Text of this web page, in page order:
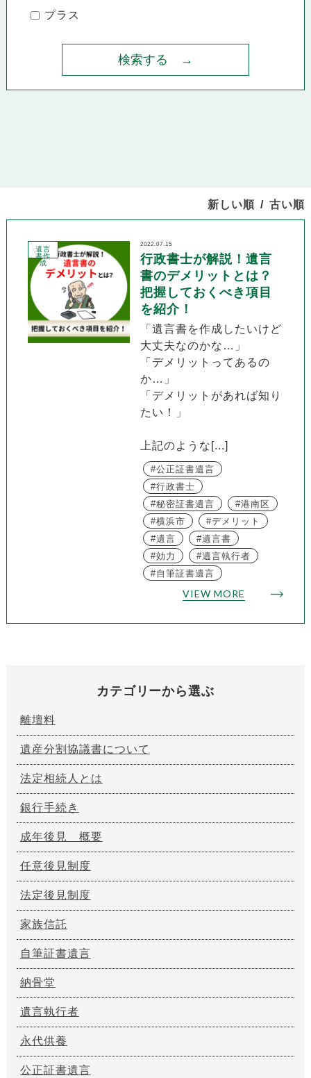
プラス
新しい順 古い順
遺言
書作
成
2022.07.15
行政書士が解説！遺言
書のデメリットとは？
把握しておくべき項目
を紹介！
「遺言書を作成したいけど
大丈夫なのかな…」
「デメリットってあるの
か…」
「デメリットがあれば知り
たい！」
上記のような[...]
公正証書遺言
行政書士
秘密証書遺言
港南区
横浜市
デメリット
遺言
遺言書
効力
遺言執行者
自筆証書遺言
VIEW MORE
カテゴリーから選ぶ
離壇料
遺産分割協議書について
法定相続人とは
銀行手続き
成年後見 概要
任意後見制度
法定後見制度
家族信託
自筆証書遺言
納骨堂
遺言執行者
永代供養
公正証書遺言